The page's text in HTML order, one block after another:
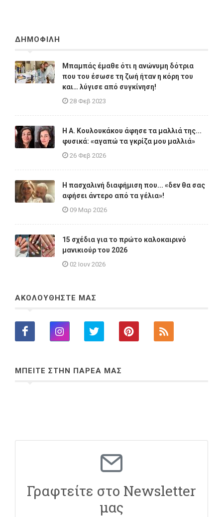
ΔΗΜΟΦΙΛΗ
Μπαμπάς έμαθε ότι η ανώνυμη δότρια
που του έσωσε τη ζωή ήταν η κόρη του
και… λύγισε από συγκίνηση!
28 Φεβ 2023
Η A. Κουλουκάκου άφησε τα μαλλιά της...
φυσικά: «αγαπώ τα γκρίζα μου μαλλιά»
26 Φεβ 2026
Η πασχαλινή διαφήμιση που... «δεν θα σας
αφήσει άντερο από τα γέλια»!
09 Μαρ 2026
15 σχέδια για το πρώτο καλοκαιρινό
μανικιούρ του 2026
02 Ιουν 2026
ΑΚΟΛΟΥΘΗΣΤΕ ΜΑΣ
ΜΠΕΙΤΕ ΣΤΗΝ ΠΑΡΕΑ ΜΑΣ
Γραφτείτε στο Newsletter
μας